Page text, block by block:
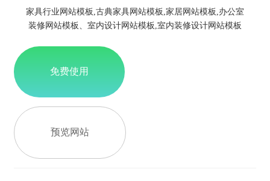
家具行业网站模板,古典家具网站模板,家居网站模板,办公室
装修网站模板、室内设计网站模板,室内装修设计网站模板
免费使用
预览网站